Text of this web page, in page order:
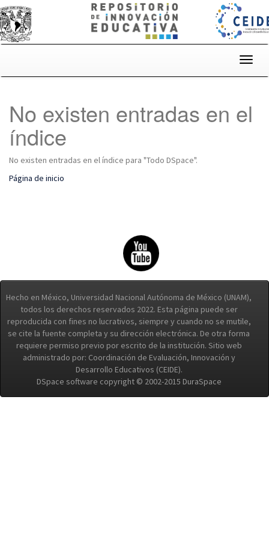
No existen entradas en el
índice
No existen entradas en el índice para "Todo DSpace".
Página de inicio
Hecho en México, Universidad Nacional Autónoma de México (UNAM),
todos los derechos reservados 2022. Esta página puede ser
reproducida con fines no lucrativos, siempre y cuando no se mutile,
se cite la fuente completa y su dirección electrónica. De otra forma
requiere permiso previo por escrito de la institución. Sitio web
administrado por: Coordinación de Evaluación, Innovación y
Desarrollo Educativos (CEIDE).
DSpace software copyright © 2002-2015 DuraSpace